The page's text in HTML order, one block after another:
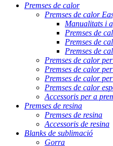
Premses de calor
Premses de calor
Manualitats i
Premses de
Premses de
Premses de
Premses de calor
Premses de calor
Premses de calor
Premses de calor
Accessoris per a
Premses de resina
Premses de resina
Accessoris de resina
Blanks de sublimació
Gorra